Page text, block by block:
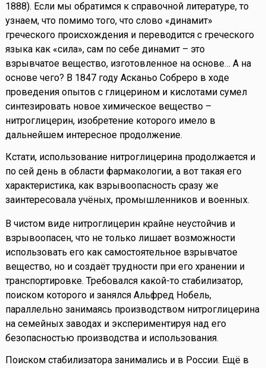
1888). Если мы обратимся к справочной литературе, то
узнаем, что помимо того, что слово «динамит»
греческого происхождения и переводится с греческого
языка как «сила», сам по себе динамит – это
взрывчатое вещество, изготовленное на основе… А на
основе чего? В 1847 году Асканьо Собреро в ходе
проведения опытов с глицерином и кислотами сумел
синтезировать новое химическое вещество –
нитроглицерин, изобретение которого имело в
дальнейшем интересное продолжение.
Кстати, использование нитроглицерина продолжается и
по сей день в области фармакологии, а вот такая его
характеристика, как взрывоопасность сразу же
заинтересовала учёных, промышленников и военных.
В чистом виде нитроглицерин крайне неустойчив и
взрывоопасен, что не только лишает возможности
использовать его как самостоятельное взрывчатое
вещество, но и создаёт трудности при его хранении и
транспортировке. Требовался какой-то стабилизатор,
поиском которого и занялся Альфред Нобель,
параллельно занимаясь производством нитроглицерина
на семейных заводах и экспериментируя над его
безопасностью производства и использования.
Поиском стабилизатора занимались и в России. Ещё в